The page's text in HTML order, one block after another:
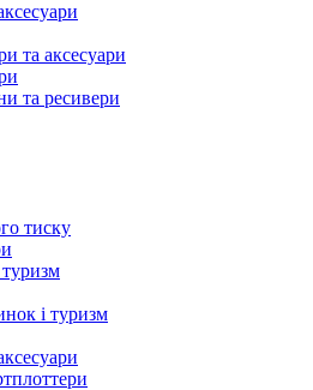
та аксесуари
та ресивери
тиску
і туризм